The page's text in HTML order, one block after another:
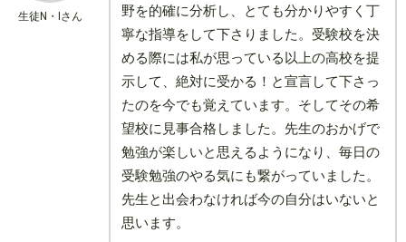
生徒N・Iさん
野を的確に分析し、とても分かりやすく丁
寧な指導をして下さりました。受験校を決
める際には私が思っている以上の高校を提
示して、絶対に受かる！と宣言して下さっ
たのを今でも覚えています。そしてその希
望校に見事合格しました。先生のおかげで
勉強が楽しいと思えるようになり、毎日の
受験勉強のやる気にも繋がっていました。
先生と出会わなければ今の自分はいないと
思います。